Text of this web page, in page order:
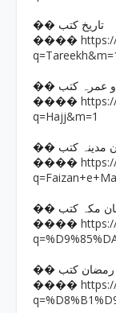
�� تاریخ کتب
����
و عمرہ کتب
����
q=Hajj&m=1
مدینہ کتب
����
مکہ کتب
����
رمضان کتب
����